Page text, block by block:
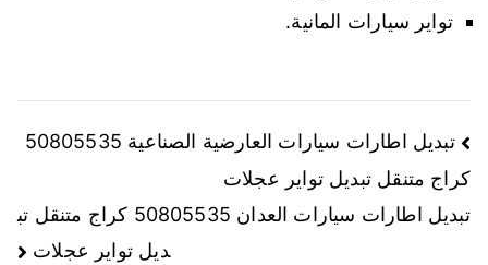
تواير سيارات المانية.
تصفّح
المقالات
تبديل اطارات سيارات العارضية الصناعية 50805535
كراج متنقل تبديل تواير عجلات
تبديل اطارات سيارات العدان 50805535 كراج متنقل تب
ديل تواير عجلات